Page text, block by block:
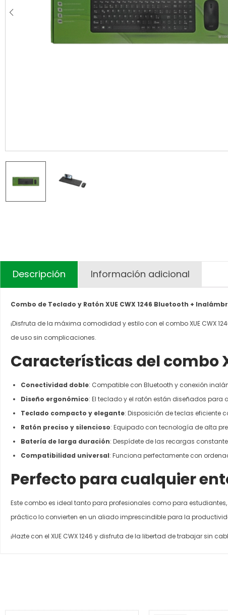
Descripción Información adicional
Combo de Teclado y Ratón XUE CWX 1246 Bluetooth +
¡Disfruta de la máxima comodidad y estilo con el combo XUE CWX
de uso sin complicaciones.
Características del combo
Conectividad doble: Compatible con Bluetooth y conexión
Diseño ergonómico: El teclado y el ratón están diseñados
Teclado compacto y elegante: Disposición de teclas eficiente
Ratón preciso y silencioso: Equipado con tecnología de alta
Batería de larga duración: Despídete de las recargas
Compatibilidad universal: Funciona perfectamente con
Perfecto para cualquier
Este combo es ideal tanto para profesionales como para
práctico lo convierten en un aliado imprescindible para la
¡Hazte con el XUE CWX 1246 y disfruta de la libertad de trabajar sin